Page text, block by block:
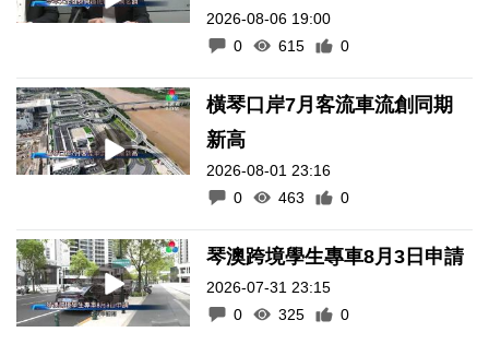
2026-08-06 19:00
0
615 0
橫琴口岸7月客流車流創同期
新高
2026-08-01 23:16
0
463 0
琴澳跨境學生專車8月3日申請
2026-07-31 23:15
0
325 0